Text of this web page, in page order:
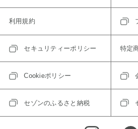
利用規約
セキュリティーポリシー 特定
Cookieポリシー
セゾンのふるさと納税